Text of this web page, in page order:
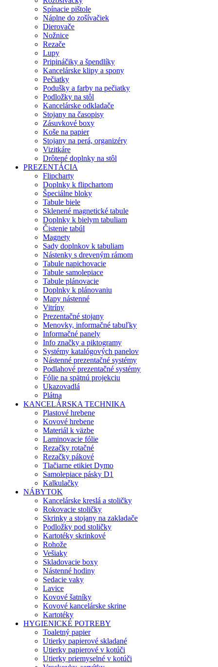
Spínacie pištole
Náplne do zošívačiek
Dierovače
Nožnice
Rezače
Lupy
Pripináčiky a špendlíky
Kancelárske klipy a spony
Pečiatky
Podušky a farby na pečiatky
Podložky na stôl
Kancelárske odkladače
Stojany na časopisy
Zásuvkové boxy
Koše na papier
Stojany na perá, organizéry
Vizitkáre
Drôtené doplnky na stôl
PREZENTÁCIA
Flipcharty
Doplnky k flipchartom
Špeciálne bloky
Tabule biele
Sklenené magnetické tabule
Doplnky k bielym tabuliam
Čistenie tabúl
Magnety
Sady doplnkov k tabuliam
Nástenky s dreveným rámom
Tabule napichovacie
Tabule samolepiace
Tabule plánovacie
Doplnky k plánovaniu
Mapy nástenné
Vitríny
Prezentačné stojany
Menovky, informačné tabuľky
Informačné panely
Info značky a piktogramy
Systémy katalógových panelov
Nástenné prezentačné systémy
Podlahové prezentačné systémy
Fólie na spätnú projekciu
Ukazovadlá
Plátna
KANCELÁRSKA TECHNIKA
Plastové hrebene
Kovové hrebene
Materiál k väzbe
Laminovacie fólie
Rezačky rotačné
Rezačky pákové
Tlačiarne etikiet Dymo
Samolepiace pásky D1
Kalkulačky
NÁBYTOK
Kancelárske kreslá a stoličky
Rokovacie stoličky
Skrinky a stojany na zakladače
Podložky pod stoličky
Kartotéky skrinkové
Rohože
Vešiaky
Skladovacie boxy
Nástenné hodiny
Sedacie vaky
Lavice
Kovové šatníky
Kovové kancelárske skrine
Kartotéky
HYGIENICKÉ POTREBY
Toaletný papier
Utierky papierové skladané
Utierky papierové v kotúči
Utierky priemyselné v kotúči